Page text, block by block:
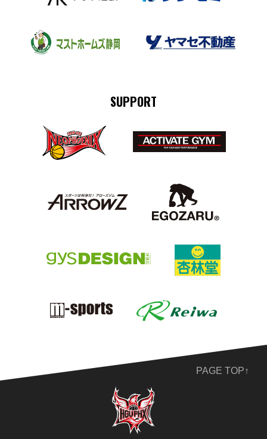
SUPPORT
PAGE TOP↑